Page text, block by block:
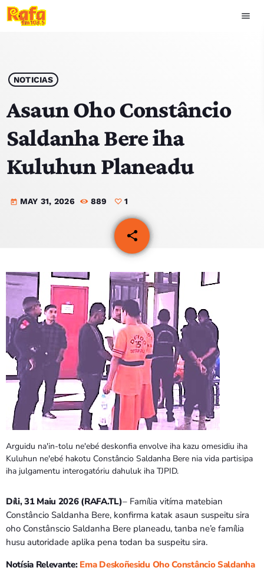
menu
play_arrow OUVIR RAFA
HOME
NOTISIA
EKIPA
PROGRAMA SIRA
VÍDEO SIRA
EVENTU SIRA
KONTAKTU SIRA
TÉTUM
PORTUGUÊS
PRÓXIMOS PROGRAMAS
NOTICIAS
Asaun Oho Constâncio
Saldanha Bere iha
Kuluhun Planeadu
today MAY 31, 2026 889 1
share
email
Arguidu na'in-tolu ne'ebé deskonfia envolve iha kazu omesidiu iha
Kuluhun ne'ebé hakotu Constâncio Saldanha Bere nia vida partisipa
iha julgamentu interogatóriu dahuluk iha TJPID.
Díli, 31 Maiu 2026 (RAFA.TL)– Família vitíma matebian
Constâncio Saldanha Bere, konfirma katak asaun suspeitu sira
oho Constânscio Saldanha Bere planeadu, tanba ne’e família
husu autoridade aplika pena todan ba suspeitu sira.
Notísia Relevante: Ema Deskoñesidu Oho Constâncio Saldanha